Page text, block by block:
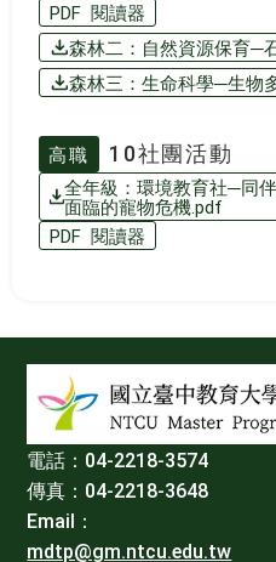
PDF 閱讀器
森林二：自然資源保育─
森林三：生命科學─生物
高職 10社團活動
全年級：環境教育社─同
面臨的寵物危機.pdf
PDF 閱讀器
電話：04-2218-3574
傳真：04-2218-3648
Email：
mdtp@gm.ntcu.edu.tw